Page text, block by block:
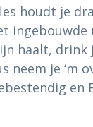
houdt je
haalt, drink
neem je ‘m
en